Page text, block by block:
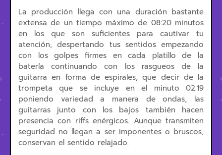
La producción llega con una duración bastante
extensa de un tiempo máximo de 08:20 minutos
en los que son suficientes para cautivar tu
atención, despertando tus sentidos empezando
con los golpes firmes en cada platillo de la
batería continuando con los rasgueos de la
guitarra en forma de espirales, que decir de la
trompeta que se incluye en el minuto 02:19
poniendo variedad a manera de ondas, las
guitarras junto con los bajos también hacen
presencia con riffs enérgicos. Aunque transmiten
seguridad no llegan a ser imponentes o bruscos,
conservan el sentido relajado.